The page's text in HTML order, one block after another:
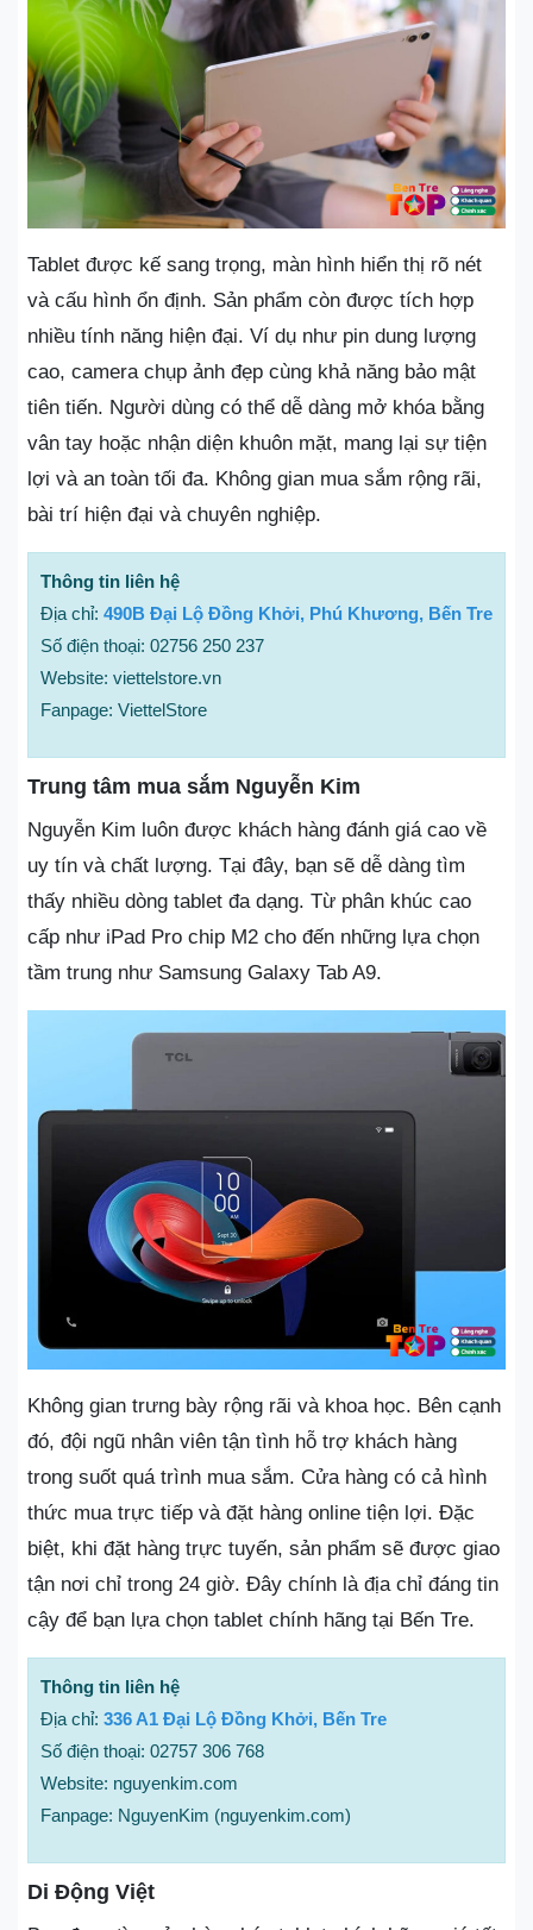
Tablet được kế sang trọng, màn hình hiển thị rõ nét
và cấu hình ổn định. Sản phẩm còn được tích hợp
nhiều tính năng hiện đại. Ví dụ như pin dung lượng
cao, camera chụp ảnh đẹp cùng khả năng bảo mật
tiên tiến. Người dùng có thể dễ dàng mở khóa bằng
vân tay hoặc nhận diện khuôn mặt, mang lại sự tiện
lợi và an toàn tối đa. Không gian mua sắm rộng rãi,
bài trí hiện đại và chuyên nghiệp.
Thông tin liên hệ
Địa chỉ: 490B Đại Lộ Đồng Khởi, Phú Khương, Bến Tre
Số điện thoại: 02756 250 237
Website: viettelstore.vn
Fanpage: ViettelStore
Trung tâm mua sắm Nguyễn Kim
Nguyễn Kim luôn được khách hàng đánh giá cao về
uy tín và chất lượng. Tại đây, bạn sẽ dễ dàng tìm
thấy nhiều dòng tablet đa dạng. Từ phân khúc cao
cấp như iPad Pro chip M2 cho đến những lựa chọn
tầm trung như Samsung Galaxy Tab A9.
Không gian trưng bày rộng rãi và khoa học. Bên cạnh
đó, đội ngũ nhân viên tận tình hỗ trợ khách hàng
trong suốt quá trình mua sắm. Cửa hàng có cả hình
thức mua trực tiếp và đặt hàng online tiện lợi. Đặc
biệt, khi đặt hàng trực tuyến, sản phẩm sẽ được giao
tận nơi chỉ trong 24 giờ. Đây chính là địa chỉ đáng tin
cậy để bạn lựa chọn tablet chính hãng tại Bến Tre.
Thông tin liên hệ
Địa chỉ: 336 A1 Đại Lộ Đồng Khởi, Bến Tre
Số điện thoại: 02757 306 768
Website: nguyenkim.com
Fanpage: NguyenKim (nguyenkim.com)
Di Động Việt